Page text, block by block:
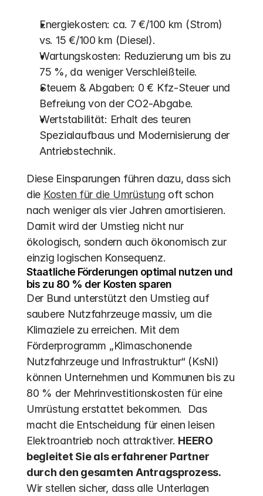
Energiekosten: ca. 7 €/100 km (Strom)
vs. 15 €/100 km (Diesel).
Wartungskosten: Reduzierung um bis zu
75 %, da weniger Verschleißteile.
Steuern & Abgaben: 0 € Kfz-Steuer und
Befreiung von der CO2-Abgabe.
Wertstabilität: Erhalt des teuren
Spezialaufbaus und Modernisierung der
Antriebstechnik.
Diese Einsparungen führen dazu, dass sich
die Kosten für die Umrüstung oft schon
nach weniger als vier Jahren amortisieren.
Damit wird der Umstieg nicht nur
ökologisch, sondern auch ökonomisch zur
einzig logischen Konsequenz.
Staatliche Förderungen optimal nutzen und
bis zu 80 % der Kosten sparen
Der Bund unterstützt den Umstieg auf
saubere Nutzfahrzeuge massiv, um die
Klimaziele zu erreichen. Mit dem
Förderprogramm „Klimaschonende
Nutzfahrzeuge und Infrastruktur“ (KsNI)
können Unternehmen und Kommunen bis zu
80 % der Mehrinvestitionskosten für eine
Umrüstung erstattet bekommen.  Das
macht die Entscheidung für einen leisen
Elektroantrieb noch attraktiver. HEERO
begleitet Sie als erfahrener Partner
durch den gesamten Antragsprozess.
Wir stellen sicher, dass alle Unterlagen